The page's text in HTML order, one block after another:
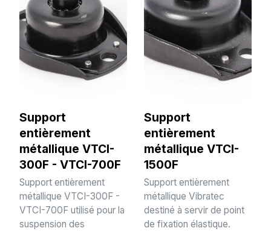
Support
entièrement
métallique VTCI-
300F - VTCI-700F
Support entièrement
métallique VTCI-300F -
VTCI-700F utilisé pour la
suspension des
Support
entièrement
métallique VTCI-
1500F
Support entièrement
métallique Vibratec
destiné à servir de point
de fixation élastique.